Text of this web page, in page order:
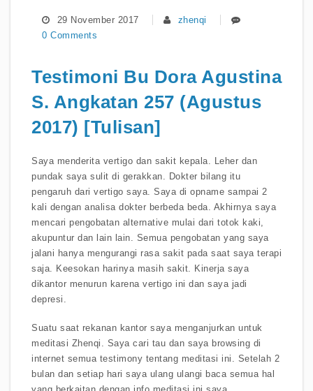
29 November 2017
zhenqi
0 Comments
Testimoni Bu Dora Agustina
S. Angkatan 257 (Agustus
2017) [Tulisan]
Saya menderita vertigo dan sakit kepala. Leher dan
pundak saya sulit di gerakkan. Dokter bilang itu
pengaruh dari vertigo saya. Saya di opname sampai 2
kali dengan analisa dokter berbeda beda. Akhirnya saya
mencari pengobatan alternative mulai dari totok kaki,
akupuntur dan lain lain. Semua pengobatan yang saya
jalani hanya mengurangi rasa sakit pada saat saya terapi
saja. Keesokan harinya masih sakit. Kinerja saya
dikantor menurun karena vertigo ini dan saya jadi
depresi.
Suatu saat rekanan kantor saya menganjurkan untuk
meditasi Zhenqi. Saya cari tau dan saya browsing di
internet semua testimony tentang meditasi ini. Setelah 2
bulan dan setiap hari saya ulang ulangi baca semua hal